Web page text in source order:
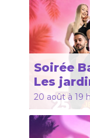
Soirée
Les
20 août à 19